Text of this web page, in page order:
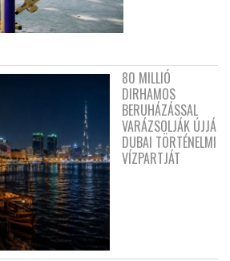
80 MILLIÓ
DIRHAMOS
BERUHÁZÁSSAL
VARÁZSOLJÁK ÚJJÁ
DUBAI TÖRTÉNELMI
VÍZPARTJÁT